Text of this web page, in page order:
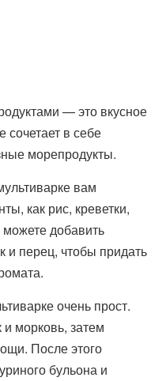
— это вкусное
сочетает в себе
морепродукты.
вам
как рис, креветки,
добавить
и перец, чтобы придать
очень прост.
морковь, затем
После этого
бульона и